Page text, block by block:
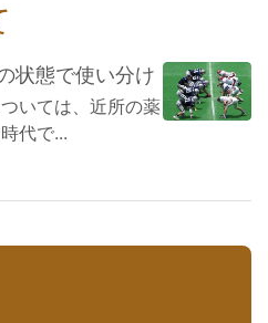
状態で使い分け
いては、近所の薬
代で...